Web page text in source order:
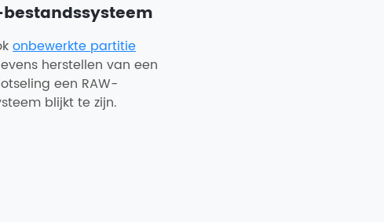
bestandssysteem
onbewerkte partitie
herstellen van een
een RAW-
blijkt te zijn.